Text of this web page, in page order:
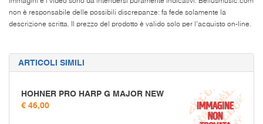
non è responsabile delle possibili discrepanze: fa fede solamente la
descrizione scritta. Il prezzo del prodotto è valido solo per l'acquisto on-line.
ARTICOLI SIMILI
HOHNER PRO HARP G MAJOR NEW
€ 46,00